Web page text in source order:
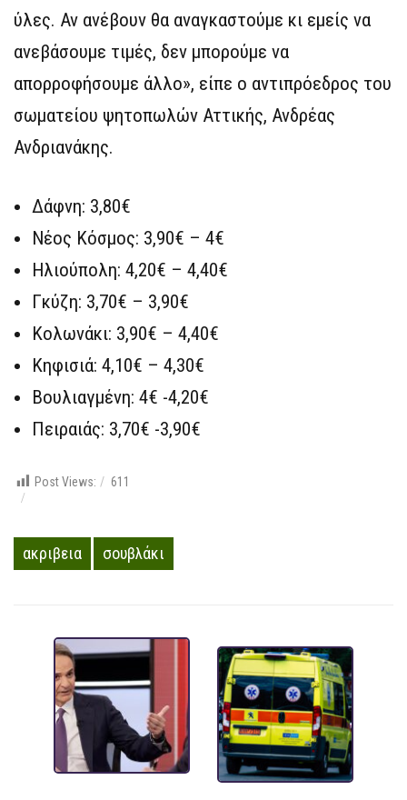
ύλες. Αν ανέβουν θα αναγκαστούμε κι εμείς να
ανεβάσουμε τιμές, δεν μπορούμε να
απορροφήσουμε άλλο», είπε ο αντιπρόεδρος του
σωματείου ψητοπωλών Αττικής, Ανδρέας
Ανδριανάκης.
Δάφνη: 3,80€
Νέος Κόσμος: 3,90€ – 4€
Ηλιούπολη: 4,20€ – 4,40€
Γκύζη: 3,70€ – 3,90€
Κολωνάκι: 3,90€ – 4,40€
Κηφισιά: 4,10€ – 4,30€
Βουλιαγμένη: 4€ -4,20€
Πειραιάς: 3,70€ -3,90€
Post Views: 611
ακριβεια σουβλάκι